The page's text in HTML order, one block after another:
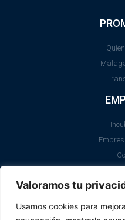
Valoramos tu
Usamos cookies para